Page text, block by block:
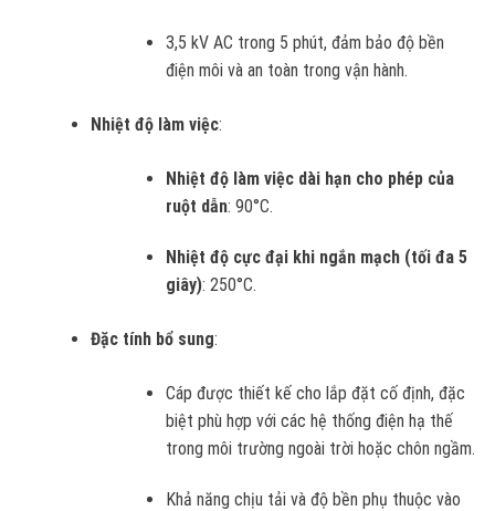
3,5 kV AC trong 5 phút, đảm bảo độ bền
điện môi và an toàn trong vận hành.
Nhiệt độ làm việc:
Nhiệt độ làm việc dài hạn cho phép của
ruột dẫn: 90°C.
Nhiệt độ cực đại khi ngắn mạch (tối đa 5
giây): 250°C.
Đặc tính bổ sung:
Cáp được thiết kế cho lắp đặt cố định, đặc
biệt phù hợp với các hệ thống điện hạ thế
trong môi trường ngoài trời hoặc chôn ngầm.
Khả năng chịu tải và độ bền phụ thuộc vào